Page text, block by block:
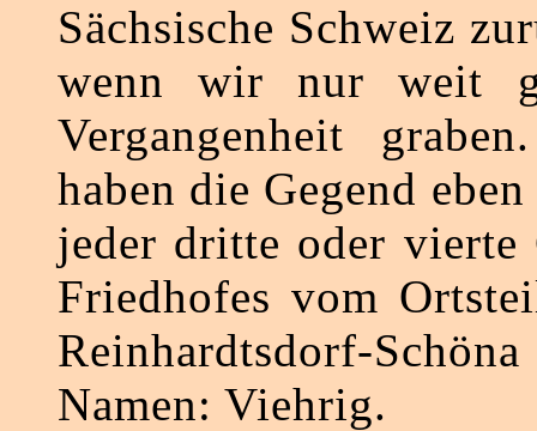
Sächsische Schweiz
wenn wir nur weit
Vergangenheit
haben die Gegend
jeder dritte oder vierte
Friedhofes vom
Reinhardtsdorf-
Namen: Viehrig.